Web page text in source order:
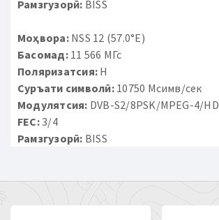
Рамзгузорӣ: BISS
Моҳвора:NSS 12 (57.0°E)
Басомад:11 566 МГс
Поляризатсия: H
Суръати символӣ:10750 Мсимв/сек
Модулятсия: DVB-S2/8PSK/MPEG-4/HD
FEC:3/4
Рамзгузорӣ: BISS